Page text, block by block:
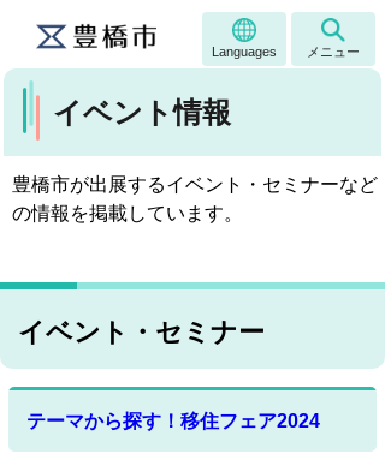
Languages メニュー
イベント情報
豊橋市が出展するイベント・セミナーなど
の情報を掲載しています。
イベント・セミナー
テーマから探す！移住フェア2024